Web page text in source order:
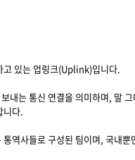
고 있는 업링크(Uplink)입니다.
내는 통신 연결을 의미하며, 말
니다.
역사들로 구성된 팀이며, 국내